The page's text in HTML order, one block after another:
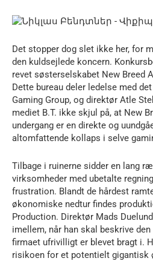
Det stopper dog slet ikke her, for
den kuldsejlede koncern.
revet søsterselskabet New Breed
Dette bureau deler ledelse med
Gaming Group, og direktør Atle
mediet B.T. ikke skjul på, at New
undergang er en direkte og
altomfattende kollaps i selve
Tilbage i ruinerne sidder en lang
virksomheder med ubetalte
frustration. Blandt de hårdest
økonomiske nedtur findes
Production. Direktør Mads
imellem, når han skal beskrive
firmaet ufrivilligt er blevet bragt i.
risikoen for et potentielt gigantisk